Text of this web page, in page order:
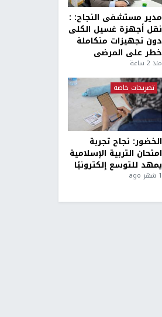
مدير مستشفى النجاح: :
نقل أجهزة غسيل الكلى
دون تجهيزات متكاملة
خطر على المرضى
منذ 2 ساعة
تصريحات خاصة
الخضور: نجاح تجربة
امتحان التربية الإسلامية
يمهد للتوسع إلكترونيًا
1 شهر ago